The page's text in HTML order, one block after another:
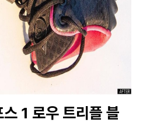
1 로우 트리플 블